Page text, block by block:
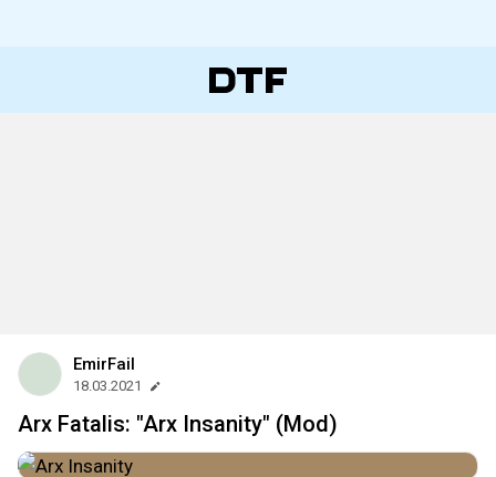
EmirFail
18.03.2021
Arx Fatalis: "Arx Insanity" (Mod)